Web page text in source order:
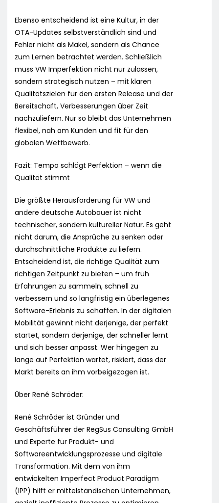
Ebenso entscheidend ist eine Kultur, in der
OTA-Updates selbstverständlich sind und
Fehler nicht als Makel, sondern als Chance
zum Lernen betrachtet werden. Schließlich
muss VW Imperfektion nicht nur zulassen,
sondern strategisch nutzen – mit klaren
Qualitätszielen für den ersten Release und der
Bereitschaft, Verbesserungen über Zeit
nachzuliefern. Nur so bleibt das Unternehmen
flexibel, nah am Kunden und fit für den
globalen Wettbewerb.
Fazit: Tempo schlägt Perfektion – wenn die
Qualität stimmt
Die größte Herausforderung für VW und
andere deutsche Autobauer ist nicht
technischer, sondern kultureller Natur. Es geht
nicht darum, die Ansprüche zu senken oder
durchschnittliche Produkte zu liefern.
Entscheidend ist, die richtige Qualität zum
richtigen Zeitpunkt zu bieten – um früh
Erfahrungen zu sammeln, schnell zu
verbessern und so langfristig ein überlegenes
Software-Erlebnis zu schaffen. In der digitalen
Mobilität gewinnt nicht derjenige, der perfekt
startet, sondern derjenige, der schneller lernt
und sich besser anpasst. Wer hingegen zu
lange auf Perfektion wartet, riskiert, dass der
Markt bereits an ihm vorbeigezogen ist.
Über René Schröder:
René Schröder ist Gründer und
Geschäftsführer der RegSus Consulting GmbH
und Experte für Produkt- und
Softwareentwicklungsprozesse und digitale
Transformation. Mit dem von ihm
entwickelten Imperfect Product Paradigm
(IPP) hilft er mittelständischen Unternehmen,